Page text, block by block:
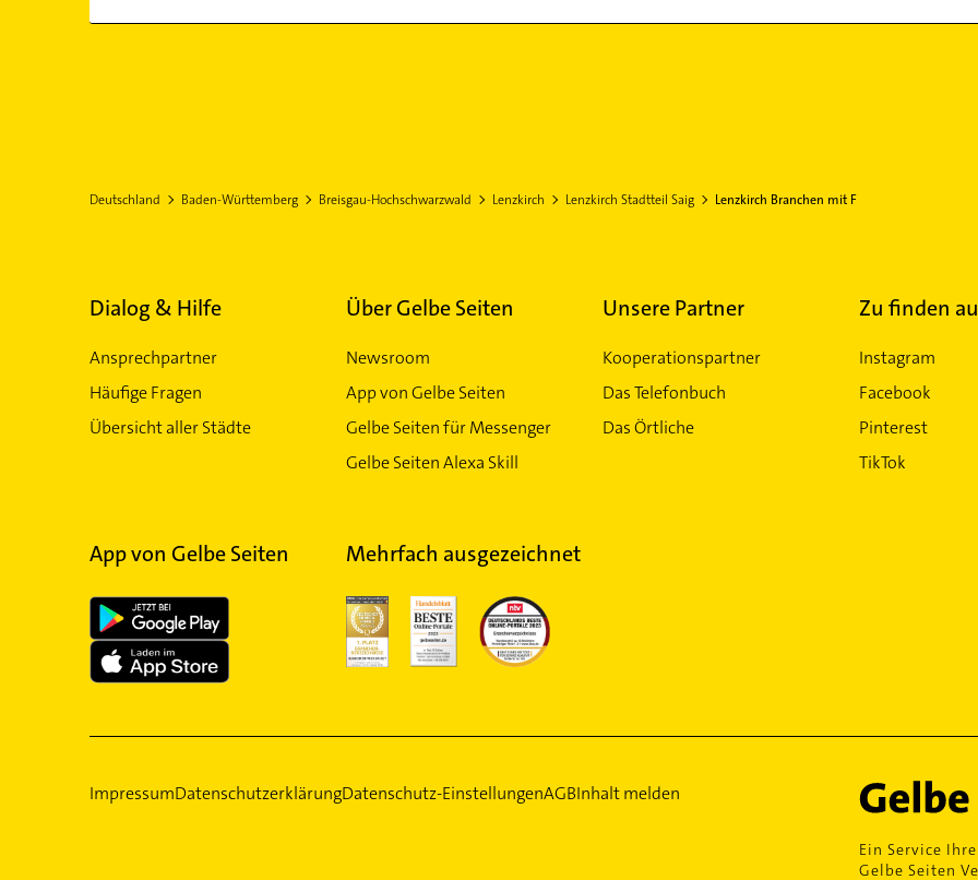
Deutschland Baden-Württemberg Breisgau-Hochschwarzwald Lenzkirch Lenzkirch Stadtteil Saig Lenzkirch Branchen mit F
Dialog & Hilfe
Ansprechpartner
Häufige Fragen
Übersicht aller Städte
Über Gelbe Seiten
Newsroom
App von Gelbe Seiten
Gelbe Seiten für Messenger
Gelbe Seiten Alexa Skill
Unsere Partner
Kooperationspartner
Das Telefonbuch
Das Örtliche
Zu finden
Instagram
Facebook
Pinterest
TikTok
App von Gelbe Seiten Mehrfach ausgezeichnet
ImpressumDatenschutzerklärungDatenschutz-EinstellungenAGBInhalt melden
Ein Service
Gelbe Seiten